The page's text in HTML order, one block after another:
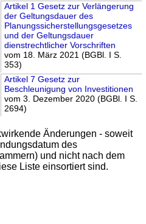
Artikel 1 Gesetz zur Verlängerung
der Geltungsdauer des
Planungssicherstellungsgesetzes
und der Geltungsdauer
dienstrechtlicher Vorschriften
vom 18. März 2021 (BGBl. I S.
353)
Artikel 7 Gesetz zur
Beschleunigung von Investitionen
vom 3. Dezember 2020 (BGBl. I S.
2694)
Änderungen - soweit
des
und nicht nach dem
Liste einsortiert sind.